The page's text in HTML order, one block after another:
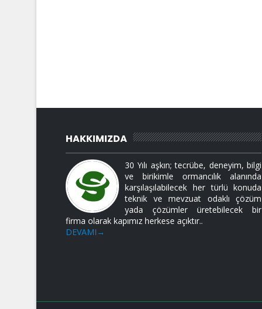
HAKKIMIZDA
30 Yılı aşkın; tecrübe, deneyim, bilgi
ve birikimle ormancılık alanında
karşılaşılabilecek her türlü konuda
teknik ve mevzuat odaklı çözüm
yada çözümler üretebilecek bir
firma olarak kapımız herkese açıktır..
DEVAMI→